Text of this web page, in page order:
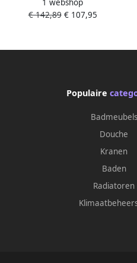
muuraansluitbocht mat zwart
26889670
1 webshop
€ 142,89€ 107,95
Populaire
Badmeubels
Douche
Kranen
Baden
Radiatoren